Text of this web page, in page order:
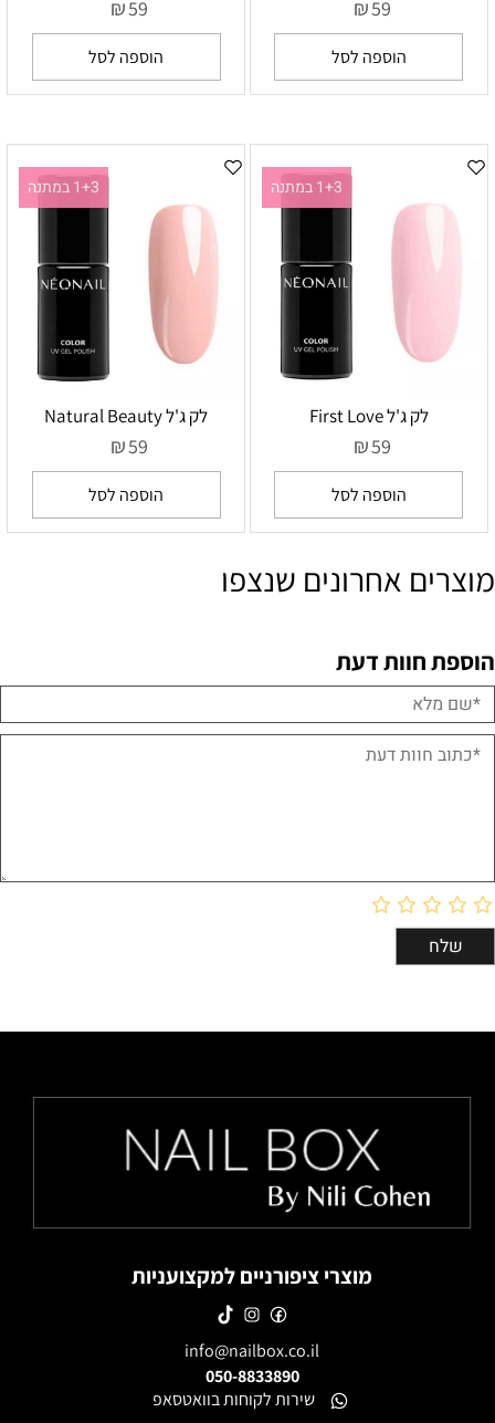
₪59
הוספה לסל
₪59
הוספה לסל
1+3 במתנה
לק ג'ל First Love
₪59
הוספה לסל
1+3 במתנה
לק ג'ל Natural Beauty
₪59
הוספה לסל
מוצרים אחרונים שנצפו
הוספת חוות דעת
מוצרי ציפורניים למקצועניות
info@nailbox.co.il
050-8833890
שירות לקוחות בוואטסאפ